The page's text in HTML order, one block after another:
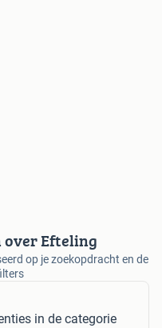
over Efteling
op je zoekopdracht en de
in de categorie